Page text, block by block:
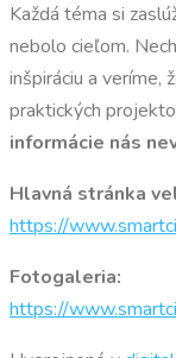
Každá téma si
nebolo cieľom.
inšpiráciu a veríme,
praktických
informácie nás
Hlavná stránka
https://
Fotogaleria:
https://